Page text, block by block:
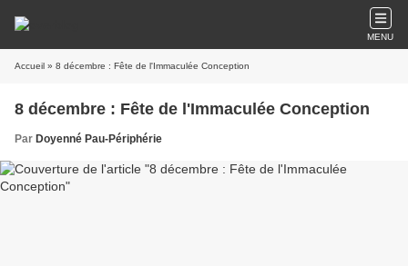
MENU
Accueil » 8 décembre : Fête de l'Immaculée Conception
8 décembre : Fête de l'Immaculée Conception
Par Doyenné Pau-Périphérie